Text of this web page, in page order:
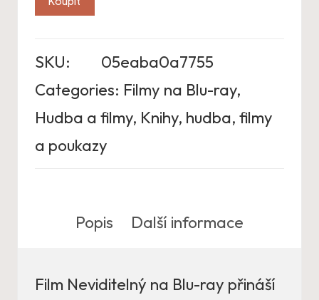
SKU:
05eaba0a7755
Categories: Filmy na Blu-ray,
Hudba a filmy, Knihy, hudba, filmy
a poukazy
Popis Další informace
Film Neviditelný na Blu-ray přináší